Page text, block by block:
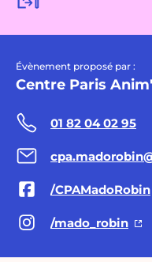
Évènement proposé par :
Centre Paris
01 82 04 02 95
/CPAMadoRobin
/mado_robin